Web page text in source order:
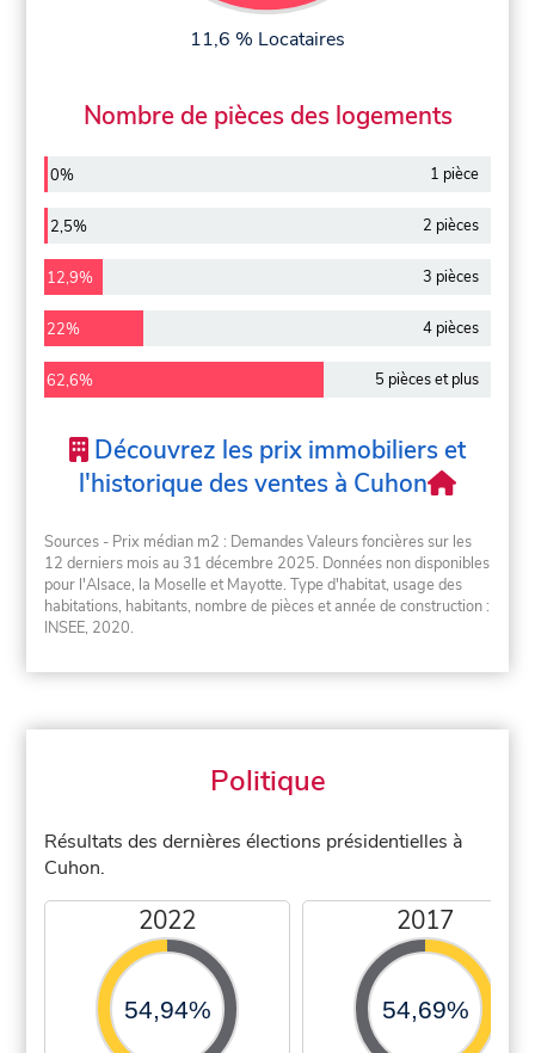
11,6 % Locataires
Nombre de pièces des logements
0% 1 pièce
2,5% 2 pièces
12,9% 3 pièces
22% 4 pièces
62,6% 5 pièces et plus
Découvrez les prix immobiliers et
l'historique des ventes à Cuhon
Sources - Prix médian m2 : Demandes Valeurs foncières sur les
12 derniers mois au 31 décembre 2025. Données non disponibles
pour l'Alsace, la Moselle et Mayotte. Type d'habitat, usage des
habitations, habitants, nombre de pièces et année de construction :
INSEE, 2020.
Politique
Résultats des dernières élections présidentielles à
Cuhon.
2022
54,94%
2017
54,69%